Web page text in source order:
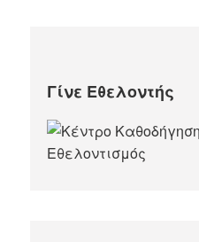
Γίνε Εθελοντής